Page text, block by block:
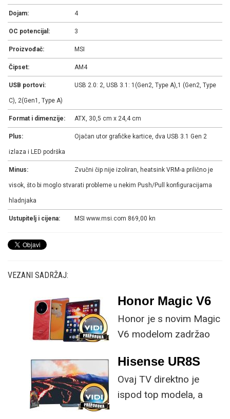
Dojam: 4
OC potencijal: 3
Proizvođač: MSI
Čipset: AM4
USB portovi: USB 2.0: 2, USB 3.1: 1(Gen2, Type A),1 (Gen2, Type
C), 2(Gen1, Type A)
Format i dimenzije: ATX, 30,5 cm x 24,4 cm
Plus: Ojačan utor grafičke kartice, dva USB 3.1 Gen 2
izlaza i LED podrška
Minus: Zvučni čip nije izoliran, heatsink VRM-a prilično je
visok, što bi moglo stvarati probleme u nekim Push/Pull konfiguracijama
hladnjaka
Ustupitelj i cijena: MSI www.msi.com 869,00 kn
VEZANI SADRŽAJ:
Honor Magic V6
Honor je s novim Magic
V6 modelom zadržao
specifikacije, no
istovremeno
implementirao
Hisense UR8S
Ovaj TV direktno je
ispod top modela, a